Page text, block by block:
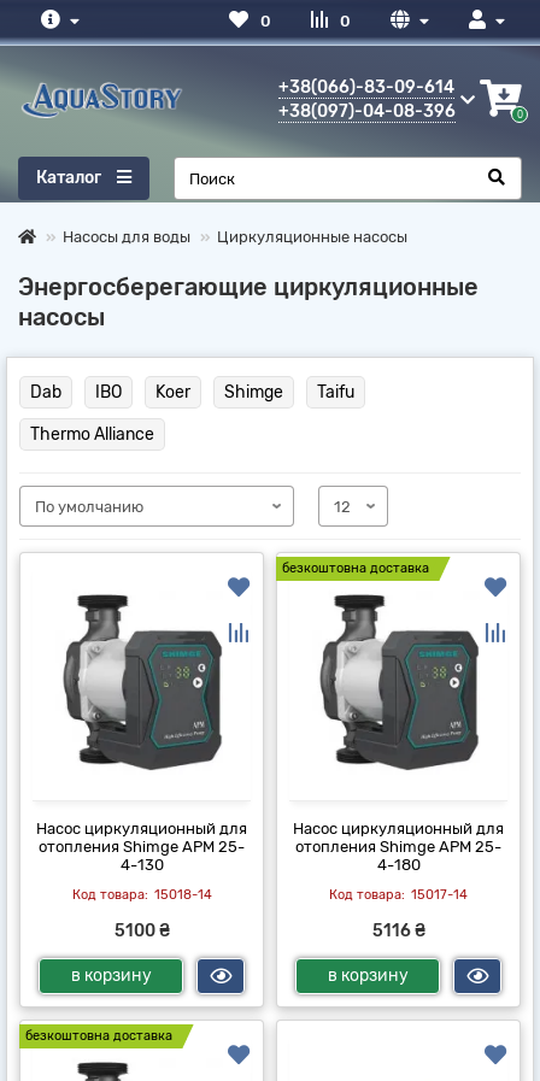
0
0
+38(066)-83-09-614
+38(097)-04-08-396
0
Каталог
Насосы для воды Циркуляционные насосы
Энергосберегающие циркуляционные
насосы
Dab IBO Koer Shimge Taifu
Thermo Alliance
Насос циркуляционный для
отопления Shimge APM 25-
4-130
15018-14
5100 ₴
в корзину
безкоштовна доставка
Насос циркуляционный для
отопления Shimge APM 25-
4-180
15017-14
5116 ₴
в корзину
безкоштовна доставка